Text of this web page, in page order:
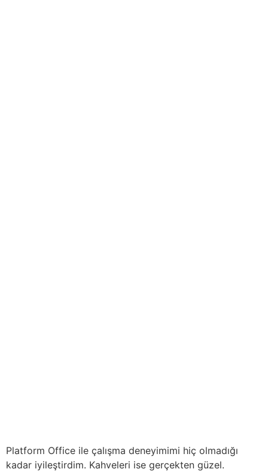
Platform Office ile çalışma deneyimimi hiç olmadığı
kadar iyileştirdim. Kahveleri ise gerçekten güzel.